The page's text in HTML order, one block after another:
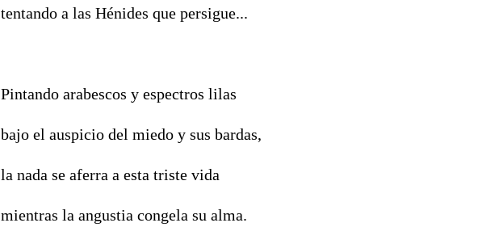
tentando a las Hénides que persigue...
Pintando arabescos y espectros lilas
bajo el auspicio del miedo y sus bardas,
la nada se aferra a esta triste vida
mientras la angustia congela su alma.